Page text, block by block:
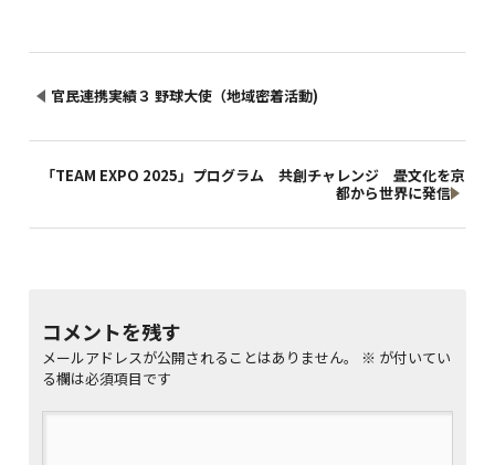
官民連携実績３ 野球大使（地域密着活動)
「TEAM EXPO 2025」プログラム 共創チャレンジ 畳文化を京
都から世界に発信
コメントを残す
メールアドレスが公開されることはありません。 ※ が付いてい
る欄は必須項目です